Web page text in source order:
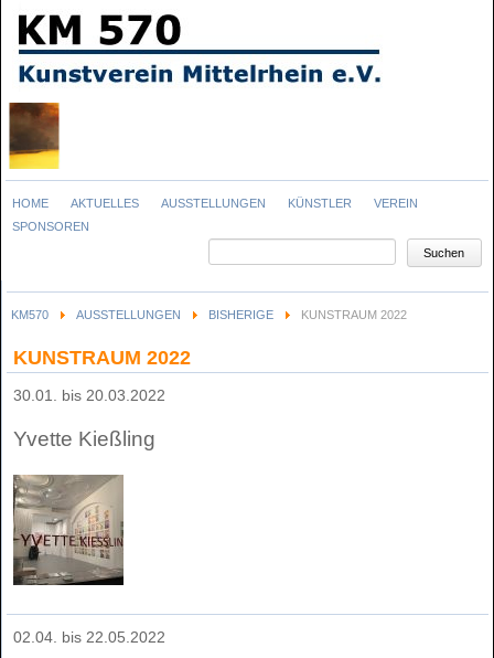
Navigation
überspringen
HOME AKTUELLES AUSSTELLUNGEN KÜNSTLER
VEREIN
SPONSOREN
Suchen
KM570 AUSSTELLUNGEN BISHERIGE KUNSTRAUM 2022
KUNSTRAUM 2022
30.01. bis 20.03.2022
Yvette Kießling
02.04. bis 22.05.2022